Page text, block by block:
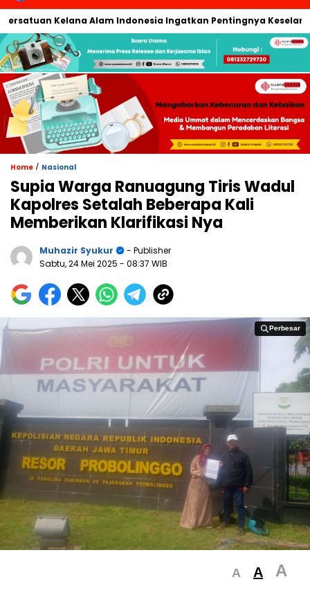
Kelana Alam Indonesia Ingatkan Pentingnya Keselamatan
Home / Nasional
Supia Warga Ranuagung Tiris Wadul
Kapolres Setalah Beberapa Kali
Memberikan Klarifikasi Nya
Muhazir Syukur
- Publisher
Sabtu, 24 Mei 2025 - 08:37 WIB
Perbesar
Perbesar
A A A